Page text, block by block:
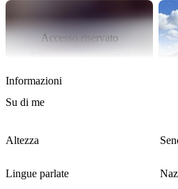
Cristianeekberg e donne sono ae
quando le ****...e demoni che ardono
volano quando le ****...e demoni che
Accesso riservato
Alcuni contenuti non si
Informazioni
Su di me
Altezza
Lingue parlate